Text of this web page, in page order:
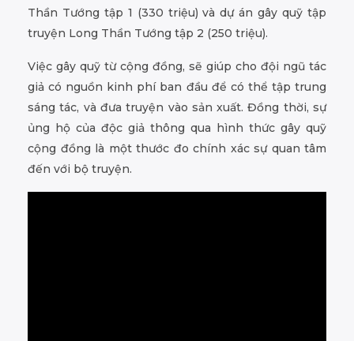
Thần Tướng tập 1 (330 triệu) và dự án gây quỹ tập
truyện Long Thần Tướng tập 2 (250 triệu).
Việc gây quỹ từ cộng đồng, sẽ giúp cho đội ngũ tác
giả có nguồn kinh phí ban đầu để có thể tập trung
sáng tác, và đưa truyện vào sản xuất. Đồng thời, sự
ủng hộ của độc giả thông qua hình thức gây quỹ
cộng đồng là một thước đo chính xác sự quan tâm
đến với bộ truyện.